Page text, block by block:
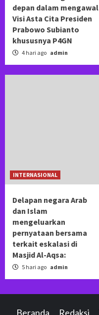
depan dalam mengawal
Visi Asta Cita Presiden
Prabowo Subianto
khususnya P4GN
4 hari ago admin
INTERNASIONAL
Delapan negara Arab
dan Islam
mengeluarkan
pernyataan bersama
terkait eskalasi di
Masjid Al-Aqsa:
5 hari ago admin
Beranda Redaksi